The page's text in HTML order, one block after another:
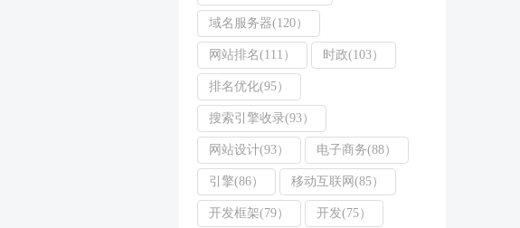
域名服务器(120）
网站排名(111） 时政(103）
排名优化(95）
搜索引擎收录(93）
网站设计(93） 电子商务(88）
引擎(86） 移动互联网(85）
开发框架(79） 开发(75）